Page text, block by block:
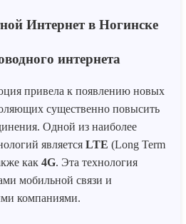
интернета
привела к появлению новых
существенно повысить
Одной из наиболее
является LTE (Long Term
как 4G. Эта технология
мобильной связи и
компаниями.